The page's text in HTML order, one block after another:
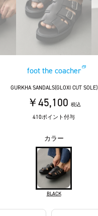
foot the coacher
GURKHA SANDALS(GLOXI CUT SOLE)
￥45,100 税込
410ポイント付与
カラー
BLACK